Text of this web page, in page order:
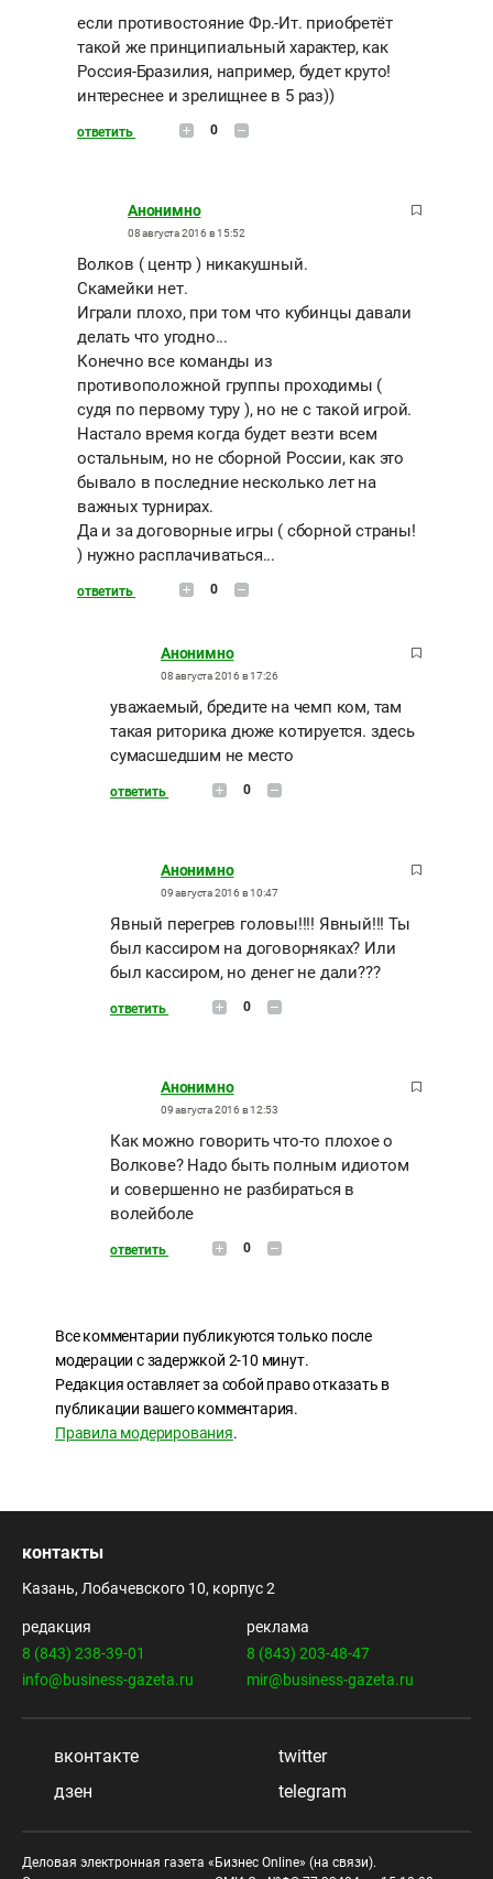
если противостояние Фр.-Ит. приобретёт
такой же принципиальный характер, как
Россия-Бразилия, например, будет круто!
интереснее и зрелищнее в 5 раз))
ответить 0
Анонимно
08 августа 2016 в 15:52
Волков ( центр ) никакушный.
Скамейки нет.
Играли плохо, при том что кубинцы давали
делать что угодно...
Конечно все команды из
противоположной группы проходимы (
судя по первому туру ), но не с такой игрой.
Настало время когда будет везти всем
остальным, но не сборной России, как это
бывало в последние несколько лет на
важных турнирах.
Да и за договорные игры ( сборной страны!
) нужно расплачиваться...
ответить 0
Анонимно
08 августа 2016 в 17:26
уважаемый, бредите на чемп ком, там
такая риторика дюже котируется. здесь
сумасшедшим не место
ответить 0
Анонимно
09 августа 2016 в 10:47
Явный перегрев головы!!!! Явный!!! Ты
был кассиром на договорняках? Или
был кассиром, но денег не дали???
ответить 0
Анонимно
09 августа 2016 в 12:53
Как можно говорить что-то плохое о
Волкове? Надо быть полным идиотом
и совершенно не разбираться в
волейболе
ответить 0
Все комментарии публикуются только после
модерации с задержкой 2-10 минут.
Редакция оставляет за собой право отказать в
публикации вашего комментария.
Правила модерирования.
контакты
Казань, Лобачевского 10, корпус 2
редакция
8 (843) 238-39-01
info@business-gazeta.ru
реклама
8 (843) 203-48-47
mir@business-gazeta.ru
вконтакте
twitter
дзен
telegram
Деловая электронная газета «Бизнес Online» (на связи).